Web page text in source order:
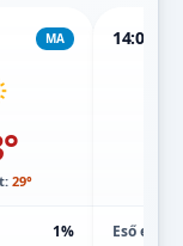
MA
29°
1%
14:00
Eső esély